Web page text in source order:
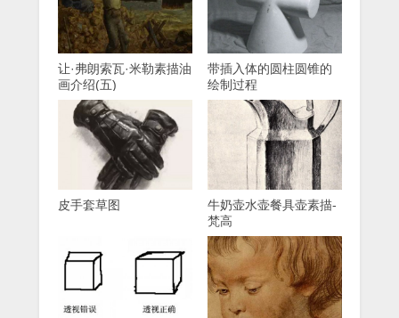
让·弗朗索瓦·米勒素描油
画介绍(五)
带插入体的圆柱圆锥的
绘制过程
皮手套草图
牛奶壶水壶餐具壶素描-
梵高